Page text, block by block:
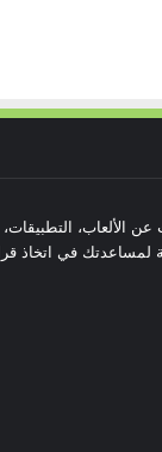
عن الألعاب،
لمساعدتك في اتخاذ